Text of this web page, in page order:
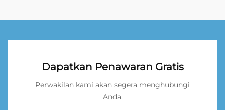
Dapatkan Penawaran Gratis
Perwakilan kami akan segera menghubungi
Anda.